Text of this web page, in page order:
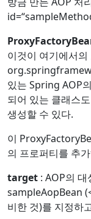
이것이 여기에서
있는 Spring AOP
되어 있는 클래스
생성할 수 있다.
이
의 프로퍼티를 추
target : AOP의
sampleAopBean
비한 것)를 지정하